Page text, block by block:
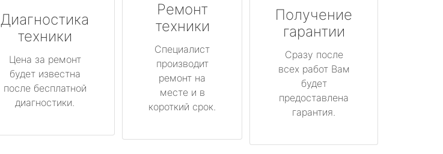
Диагностика
техники
Цена за ремонт
будет известна
после бесплатной
диагностики.
Ремонт
техники
Специалист
производит
ремонт на
месте и в
короткий срок.
Получение
гарантии
Сразу после
всех работ Вам
будет
предоставлена
гарантия.